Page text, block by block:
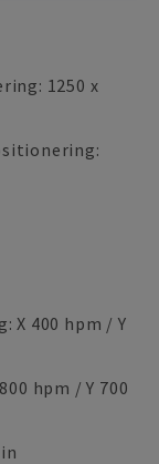
1250 x
X 400 hpm / Y
hpm / Y 700